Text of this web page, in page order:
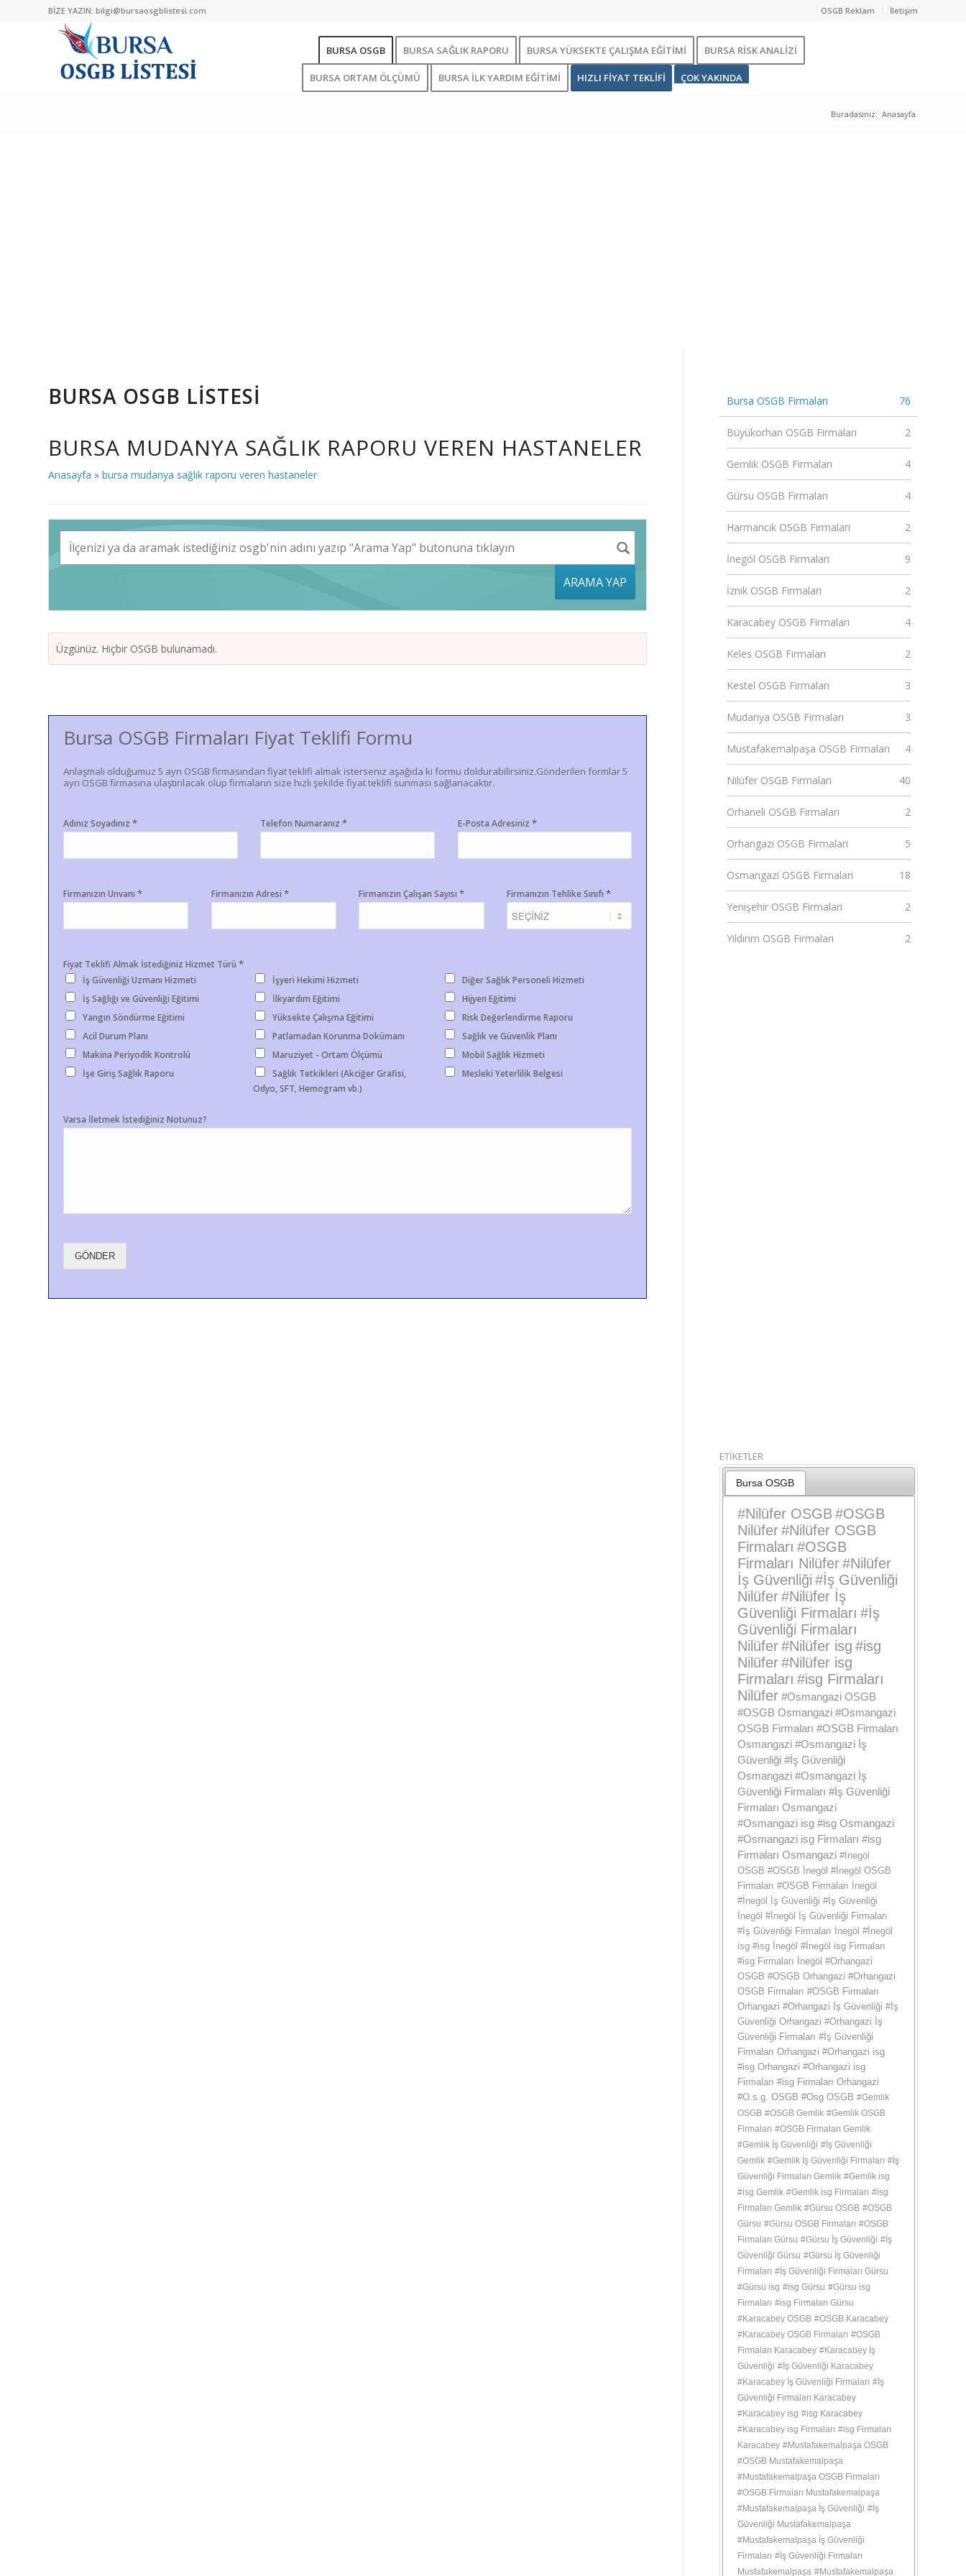
OSGB Reklam İletişim
BİZE YAZIN: bilgi@bursaosgblistesi.com
BURSA OSGB BURSA SAĞLIK RAPORU BURSA YÜKSEKTE ÇALIŞMA EĞİTİMİ BURSA RİSK ANALİZİ
BURSA ORTAM ÖLÇÜMÜ BURSA İLK YARDIM EĞİTİMİ HIZLI FİYAT TEKLİFİ ÇOK YAKINDA
Buradasınız: Anasayfa
BURSA OSGB LİSTESİ
BURSA MUDANYA SAĞLIK RAPORU VEREN HASTANELER
Anasayfa » bursa mudanya sağlık raporu veren hastaneler
ARAMA YAP
Üzgünüz. Hiçbir OSGB bulunamadı.
Bursa OSGB Firmaları Fiyat Teklifi Formu
Anlaşmalı olduğumuz 5 ayrı OSGB firmasından fiyat teklifi almak isterseniz aşağıda ki formu doldurabilirsiniz.Gönderilen formlar 5
ayrı OSGB firmasına ulaştırılacak olup firmaların size hızlı şekilde fiyat teklifi sunması sağlanacaktır.
Adınız Soyadınız * Telefon Numaranız* E-Posta Adresiniz *
Firmanızın Unvanı * Firmanızın Adresi * Firmanızın Çalışan Sayısı* Firmanızın Tehlike Sınıfı*
Fiyat Teklifi Almak İstediğiniz Hizmet Türü *
İş Güvenliği Uzmanı Hizmeti İşyeri Hekimi Hizmeti
Diğer Sağlık Personeli Hizmeti
İş Sağlığı ve Güvenliği Eğitimi
İlkyardım Eğitimi
Hijyen Eğitimi
Yangın Söndürme Eğitimi
Yüksekte Çalışma Eğitimi
Risk Değerlendirme Raporu
Acil Durum Planı
Patlamadan Korunma Dokümanı
Sağlık ve Güvenlik Planı
Makina Periyodik Kontrolü
Maruziyet - Ortam Ölçümü
Mobil Sağlık Hizmeti
İşe Giriş Sağlık Raporu
Sağlık Tetkikleri (Akciğer Grafisi,
Odyo, SFT, Hemogram vb.)
Mesleki Yeterlilik Belgesi
Varsa İletmek İstediğiniz Notunuz?
GÖNDER
Bursa OSGB Firmaları 76
Büyükorhan OSGB Firmaları 2
Gemlik OSGB Firmaları 4
Gürsu OSGB Firmaları 4
Harmancık OSGB Firmaları 2
İnegöl OSGB Firmaları 9
İznik OSGB Firmaları 2
Karacabey OSGB Firmaları 4
Keles OSGB Firmaları 2
Kestel OSGB Firmaları 3
Mudanya OSGB Firmaları 3
Mustafakemalpaşa OSGB Firmaları 4
Nilüfer OSGB Firmaları 40
Orhaneli OSGB Firmaları 2
Orhangazi OSGB Firmaları 5
Osmangazi OSGB Firmaları 18
Yenişehir OSGB Firmaları 2
Yıldırım OSGB Firmaları 2
ETİKETLER
Bursa OSGB
#Nilüfer OSGB#OSGB
Nilüfer#Nilüfer OSGB
Firmaları #OSGB
Firmaları Nilüfer#Nilüfer
İş Güvenliği #İş Güvenliği
Nilüfer#Nilüfer İş
Güvenliği Firmaları #İş
Güvenliği Firmaları
Nilüfer#Nilüfer isg #isg
Nilüfer#Nilüfer isg
Firmaları #isg Firmaları
Nilüfer #Osmangazi OSGB
#OSGB Osmangazi #Osmangazi
OSGB Firmaları #OSGB Firmaları
Osmangazi #Osmangazi İş
Güvenliği #İş Güvenliği
Osmangazi #Osmangazi İş
Güvenliği Firmaları #İş Güvenliği
Firmaları Osmangazi
#Osmangazi isg #isg Osmangazi
#Osmangazi isg Firmaları #isg
Firmaları Osmangazi # İnegöl
OSGB #OSGB İnegöl # İnegöl OSGB
Firmaları #OSGB Firmaları İnegöl
# İnegöl İş Güvenliği # İş Güvenliği
İnegöl # İnegöl İş Güvenliği Firmaları
# İş Güvenliği Firmaları İnegöl # İnegöl
isg #isg İnegöl # İnegöl isg Firmaları
#isg Firmaları İnegöl #Orhangazi
OSGB #OSGB Orhangazi #Orhangazi
OSGB Firmaları #OSGB Firmaları
Orhangazi #Orhangazi İş Güvenliği # İş
Güvenliği Orhangazi #Orhangazi İş
Güvenliği Firmaları # İş Güvenliği
Firmaları Orhangazi #Orhangazi isg
#isg Orhangazi #Orhangazi isg
Firmaları #isg Firmaları Orhangazi
#O.s.g. OSGB #Osg OSGB #Gemlik
OSGB #OSGB Gemlik #Gemlik OSGB
Firmaları #OSGB Firmaları Gemlik
#Gemlik İş Güvenliği # İş Güvenliği
Gemlik #Gemlik İş Güvenliği Firmaları # İş
Güvenliği Firmaları Gemlik #Gemlik isg
#isg Gemlik #Gemlik isg Firmaları #isg
Firmaları Gemlik #Gürsu OSGB #OSGB
Gürsu #Gürsu OSGB Firmaları #OSGB
Firmaları Gürsu #Gürsu İş Güvenliği # İş
Güvenliği Gürsu #Gürsu İş Güvenliği
Firmaları # İş Güvenliği Firmaları Gürsu
#Gürsu isg #isg Gürsu #Gürsu isg
Firmaları #isg Firmaları Gürsu
#Karacabey OSGB #OSGB Karacabey
#Karacabey OSGB Firmaları #OSGB
Firmaları Karacabey #Karacabey İş
Güvenliği # İş Güvenliği Karacabey
#Karacabey İş Güvenliği Firmaları # İş
Güvenliği Firmaları Karacabey
#Karacabey isg #isg Karacabey
#Karacabey isg Firmaları #isg Firmaları
Karacabey #Mustafakemalpaşa OSGB
#OSGB Mustafakemalpaşa
#Mustafakemalpaşa OSGB Firmaları
#OSGB Firmaları Mustafakemalpaşa
#Mustafakemalpaşa İş Güvenliği # İş
Güvenliği Mustafakemalpaşa
#Mustafakemalpaşa İş Güvenliği
Firmaları # İş Güvenliği Firmaları
Mustafakemalpaşa #Mustafakemalpaşa